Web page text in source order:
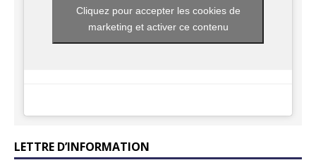
Cliquez pour accepter les cookies de
marketing et activer ce contenu
LETTRE D’INFORMATION